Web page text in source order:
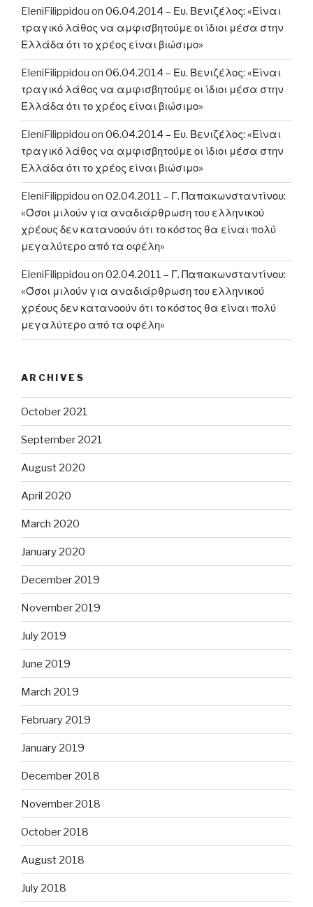
EleniFilippidou on 06.04.2014 – Ευ. Βενιζέλος: «Είναι
τραγικό λάθος να αμφισβητούμε οι ίδιοι μέσα στην
Ελλάδα ότι το χρέος είναι βιώσιμο»
EleniFilippidou on 06.04.2014 – Ευ. Βενιζέλος: «Είναι
τραγικό λάθος να αμφισβητούμε οι ίδιοι μέσα στην
Ελλάδα ότι το χρέος είναι βιώσιμο»
EleniFilippidou on 06.04.2014 – Ευ. Βενιζέλος: «Είναι
τραγικό λάθος να αμφισβητούμε οι ίδιοι μέσα στην
Ελλάδα ότι το χρέος είναι βιώσιμο»
EleniFilippidou on 02.04.2011 – Γ. Παπακωνσταντίνου:
«Όσοι μιλούν για αναδιάρθρωση του ελληνικού
χρέους δεν κατανοούν ότι το κόστος θα είναι πολύ
μεγαλύτερο από τα οφέλη»
EleniFilippidou on 02.04.2011 – Γ. Παπακωνσταντίνου:
«Όσοι μιλούν για αναδιάρθρωση του ελληνικού
χρέους δεν κατανοούν ότι το κόστος θα είναι πολύ
μεγαλύτερο από τα οφέλη»
ARCHIVES
October 2021
September 2021
August 2020
April 2020
March 2020
January 2020
December 2019
November 2019
July 2019
June 2019
March 2019
February 2019
January 2019
December 2018
November 2018
October 2018
August 2018
July 2018